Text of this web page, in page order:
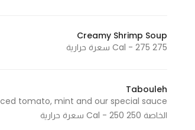
Creamy Shrimp Soup
275 Cal - 275 سعرة حرارية
Tabouleh
الخاصة 250 Cal - 250 سعرة حرارية
function.
In order for
us to
improve